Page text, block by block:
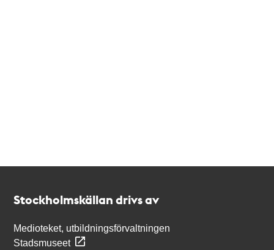
Stockholmskällan drivs av
Medioteket, utbildningsförvaltningen
Stadsmuseet